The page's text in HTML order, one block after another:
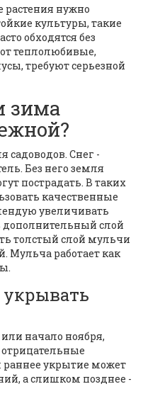
растения нужно
культуры, такие
обходятся без
теплолюбивые,
требуют серьезной
зима
Снег -
Без него земля
пострадать. В таких
качественные
увеличивать
дополнительный слой
толстый слой мульчи
Мульча работает как
укрывать
начало ноября,
отрицательные
укрытие может
а слишком позднее -